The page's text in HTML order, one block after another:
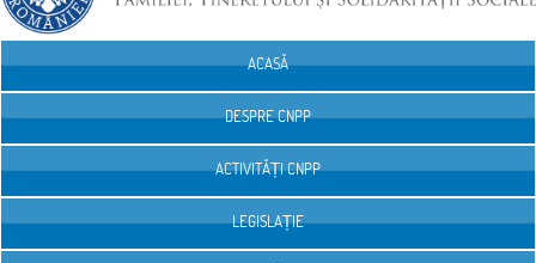
ACASĂ
DESPRE CNPP
ACTIVITĂȚI CNPP
LEGISLAȚIE